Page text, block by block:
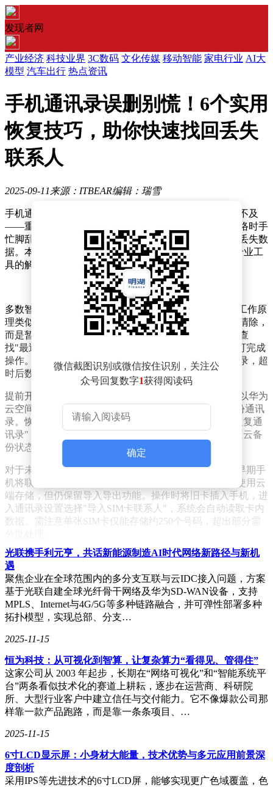
发现者网
产业经济 科技业界 3C数码 文化传媒 移动智能 家电行业 AI大
模型 汽车出行 热点资讯
手机通讯录误删别慌！6个实用
恢复技巧，助你快速找回丢失
联系人
2025-09-11 来源：ITBEAR编辑：瑞雪
手机通讯录意外丢失联系人？这种突发状况总让人措手不及
——重要客户电话消失、家人号码找不到，甚至紧急联络时手
忙脚乱。其实不必慌张，通过科学方法完全能高效找回丢失数
据。本文整理了6种实用恢复技巧，涵盖从基础功能到专业工
具的解决方案，助你快速重建通讯网络。
多数智能手机在通讯录设置中隐藏着"回收站"功能，其工作原
理类似电脑废纸篓。用户删除联系人后，数据不会立即清除，
而是暂存于系统缓冲区。恢复时只需进入通讯录设置，查
找"最近删除"或"回收站"选项，勾选需要恢复的号码即可完成
操作。值得注意的是，该功能通常保留30天内的删除记录，超
时后数据将被永久清除。
提前开启手机云同步功能是防范数据丢失的最佳策略。以华为
云空间、苹果iCloud为例，系统会在WiFi环境下自动备份通讯
录。恢复时仅需登录云账号，进入数据管理页面选择"恢复通
讯录"，即可将云端数据同步至本地。建议用户定期检查云备
份状态，确保联系人列表实时更新。
对于未开启云备份的用户，SIM卡可能成为救命稻草。早期手
机将联系人存储在SIM卡物理芯片中，现代设备虽默认使用云
端存储，但仍保留导入导出功能。操作时将旧卡插入手机，进
入通讯录设置选择"导入SIM卡联系人"，系统会自动读取卡内
数据。需注意单张SIM卡仅能存储约250个号码，超出部分需
当常规方法失效时，第三方恢复软件可提供深度扫描服务。以
数据蛙安卓恢复专家为例，该工具通过底层数据解析技术，能
找回被覆盖或格式化的联系人信息。操作时需用数据线连接手
机与电脑，选择"深度扫描"模式，软件将遍历存储分区寻找残
83%。苹果用户可选择对应版本实现同样功能。
若仅需找回个别号码，通话记录可提供临时解决方案。进入手
机通话界面，筛选目标联系人近期通话记录，点击号码右侧
的"新建联系人"按钮即可保存。该方法适用于紧急联络场景，
但无法恢复完整通讯录，建议作为临时补救措施。
的"通讯录匹配"功能中，可能留存有部分联系人信息。进入好
友资料页查看"通过手机通讯录添加"标签，或直接搜索对方姓
名，往往能找回关键号码。需注意隐私设置可能导致部分信息
不可见。
微信截图识别或微信按住识别，关注公
众号回复数字1获得阅读码
确定
光联携手利元亨，共话新能源制造AI时代网络新路径与新机
遇
聚焦企业在全球范围内的多分支互联与云IDC接入问题，方案
基于光联自建全球光纤骨干网络及华为SD-WAN设备，支持
MPLS、Internet与4G/5G等多种链路融合，并可弹性部署多种
拓扑模型，实现总部、分支…
2025-11-15
恒为科技：从可视化到智算，让复杂算力“看得见、管得住”
这家公司从 2003 年起步，长期在“网络可视化”和“智能系统平
台”两条看似技术化的赛道上耕耘，逐步在运营商、科研院
所、大型行业客户中建立信任与交付能力。它不像爆款公司那
样靠一款产品跑路，而是靠一条条项目、…
2025-11-15
6寸LCD显示屏：小身材大能量，技术优势与多元应用前景深
度剖析
采用IPS等先进技术的6寸LCD屏，能够实现更广色域覆盖，色